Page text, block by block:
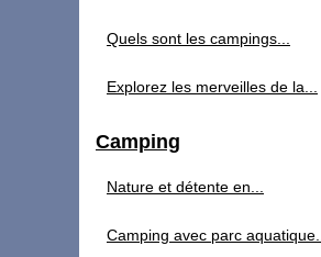
Quels sont les campings...
Explorez les merveilles de la...
Camping
Nature et détente en...
Camping avec parc aquatique...